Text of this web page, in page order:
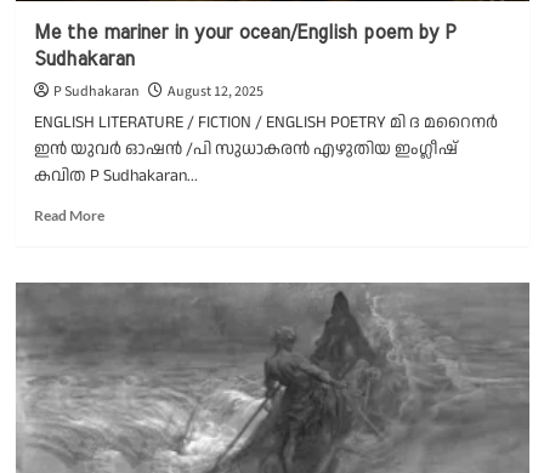
Me the mariner in your ocean/English poem by P
Sudhakaran
P Sudhakaran August 12, 2025
ENGLISH LITERATURE / FICTION / ENGLISH POETRY മി ദ മറൈനർ
ഇൻ യുവർ ഓഷൻ /പി സുധാകരൻ എഴുതിയ ഇംഗ്ലീഷ്
കവിത P Sudhakaran...
Read MoreRead
Me
mariner
your
ocean/English
poem
by
P